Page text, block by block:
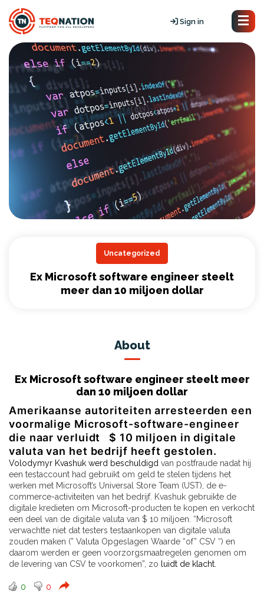
Sign in
Uncategorized
Ex Microsoft software engineer steelt
meer dan 10 miljoen dollar
About
Ex Microsoft software engineer steelt meer
dan 10 miljoen dollar
Amerikaanse autoriteiten arresteerden een
voormalige Microsoft-software-engineer
die naar verluidt $ 10 miljoen in digitale
valuta van het bedrijf heeft gestolen.
Volodymyr Kvashuk werd beschuldigd van postfraude nadat hij
een testaccount had gebruikt om geld te stelen tijdens het
werken met Microsoft’s Universal Store Team (UST), de e-
commerce-activiteiten van het bedrijf. Kvashuk gebruikte de
digitale kredieten om Microsoft-producten te kopen en verkocht
een deel van de digitale valuta van $ 10 miljoen. “Microsoft
verwachtte niet dat testers testaankopen van digitale valuta
zouden maken (” Valuta Opgeslagen Waarde “of” CSV “) en
daarom werden er geen voorzorgsmaatregelen genomen om
de levering van CSV te voorkomen”, zo luidt de klacht.
0 0